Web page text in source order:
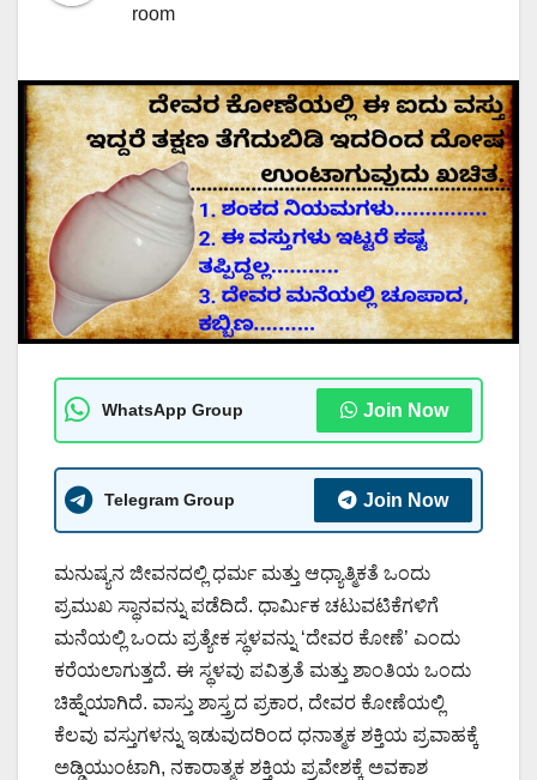
room
WhatsApp Group Join Now
Telegram Group Join Now
ಮನುಷ್ಯನ ಜೀವನದಲ್ಲಿ ಧರ್ಮ ಮತ್ತು ಆಧ್ಯಾತ್ಮಿಕತೆ ಒಂದು
ಪ್ರಮುಖ ಸ್ಥಾನವನ್ನು ಪಡೆದಿದೆ. ಧಾರ್ಮಿಕ ಚಟುವಟಿಕೆಗಳಿಗೆ
ಮನೆಯಲ್ಲಿ ಒಂದು ಪ್ರತ್ಯೇಕ ಸ್ಥಳವನ್ನು ‘ದೇವರ ಕೋಣೆ’ ಎಂದು
ಕರೆಯಲಾಗುತ್ತದೆ. ಈ ಸ್ಥಳವು ಪವಿತ್ರತೆ ಮತ್ತು ಶಾಂತಿಯ ಒಂದು
ಚಿಹ್ನೆಯಾಗಿದೆ. ವಾಸ್ತು ಶಾಸ್ತ್ರದ ಪ್ರಕಾರ, ದೇವರ ಕೋಣೆಯಲ್ಲಿ
ಕೆಲವು ವಸ್ತುಗಳನ್ನು ಇಡುವುದರಿಂದ ಧನಾತ್ಮಕ ಶಕ್ತಿಯ ಪ್ರವಾಹಕ್ಕೆ
ಅಡ್ಡಿಯುಂಟಾಗಿ, ನಕಾರಾತ್ಮಕ ಶಕ್ತಿಯ ಪ್ರವೇಶಕ್ಕೆ ಅವಕಾಶ